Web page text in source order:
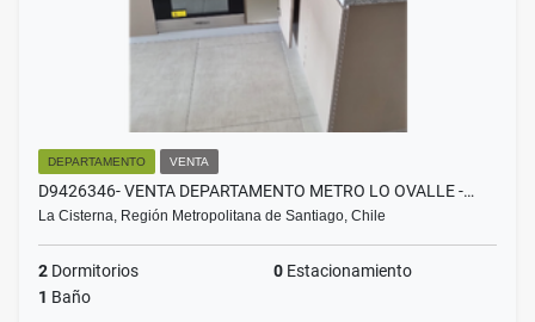
DEPARTAMENTO VENTA
D9426346- VENTA DEPARTAMENTO METRO LO OVALLE -…
La Cisterna, Región Metropolitana de Santiago, Chile
2 Dormitorios 0 Estacionamiento
1 Baño